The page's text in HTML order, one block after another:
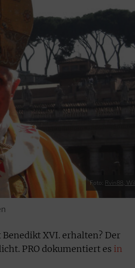
Foto: Rvin88,
XVI. erhalten? Der
PRO dokumentiert es in